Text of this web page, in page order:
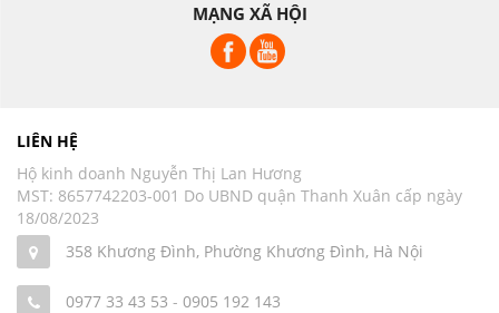
MẠNG XÃ HỘI
LIÊN HỆ
Hộ kinh doanh Nguyễn Thị Lan Hương
MST: 8657742203-001 Do UBND quận Thanh Xuân cấp ngày
18/08/2023
358 Khương Đình, Phường Khương Đình, Hà Nội
0977 33 43 53 - 0905 192 143